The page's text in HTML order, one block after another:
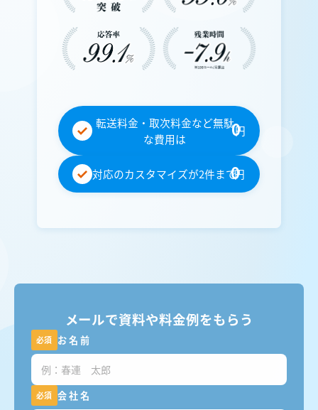
転送料金・取次料金など無駄
な費用は
0円
対応のカスタマイズが2件まで0円
メールで資料や料金例をもらう
必須 お名前
必須 会社名